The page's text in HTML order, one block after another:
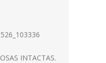
INTACTAS.